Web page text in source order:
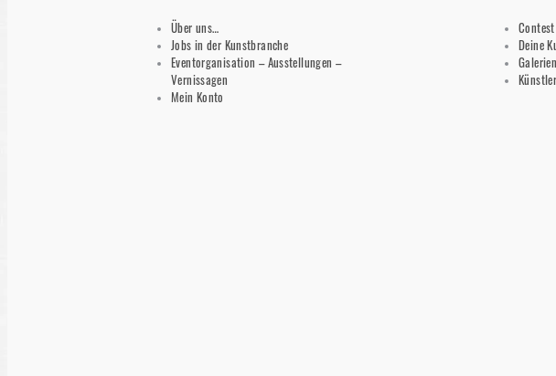
Über uns…
Jobs in der Kunstbranche
Eventorganisation – Ausstellungen –
Vernissagen
Mein Konto
Contest
Deine
Künstler